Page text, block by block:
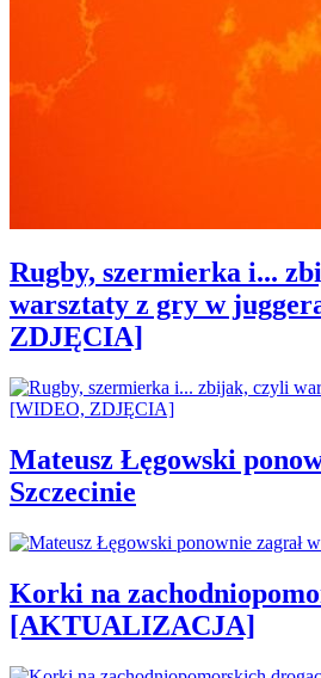
Rugby, szermierka i...
warsztaty z gry w
ZDJĘCIA]
Mateusz Łęgowski
Szczecinie
Korki na
[AKTUALIZACJA]